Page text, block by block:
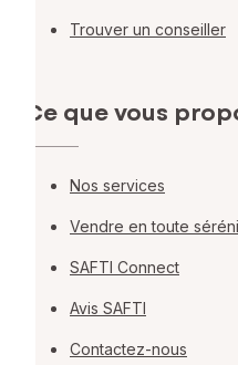
Trouver un conseiller
Ce que vous
Nos services
Vendre en toute
SAFTI Connect
Avis SAFTI
Contactez-nous